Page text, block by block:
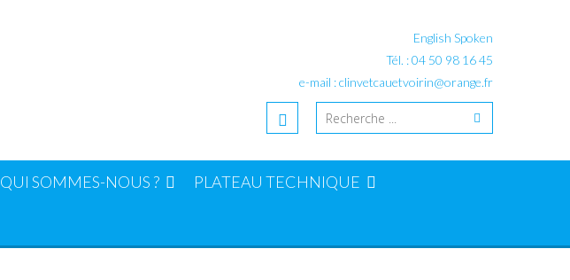
English Spoken
Tél. : 04 50 98 16 45
e-mail : clinvetcauetvoirin@orange.fr
QUI SOMMES-NOUS ? PLATEAU TECHNIQUE